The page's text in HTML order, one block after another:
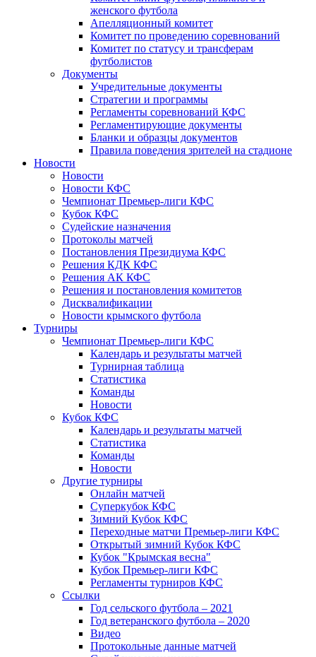
женского футбола
Апелляционный комитет
Комитет по проведению соревнований
Комитет по статусу и трансферам
футболистов
Документы
Учредительные документы
Стратегии и программы
Регламенты соревнований КФС
Регламентирующие документы
Бланки и образцы документов
Правила поведения зрителей на стадионе
Новости
Новости
Новости КФС
Чемпионат Премьер-лиги КФС
Кубок КФС
Судейские назначения
Протоколы матчей
Постановления Президиума КФС
Решения КДК КФС
Решения АК КФС
Решения и постановления комитетов
Дисквалификации
Новости крымского футбола
Турниры
Чемпионат Премьер-лиги КФС
Календарь и результаты матчей
Турнирная таблица
Статистика
Команды
Новости
Кубок КФС
Календарь и результаты матчей
Статистика
Команды
Новости
Другие турниры
Онлайн матчей
Суперкубок КФС
Зимний Кубок КФС
Переходные матчи Премьер-лиги КФС
Открытый зимний Кубок КФС
Кубок "Крымская весна"
Кубок Премьер-лиги КФС
Регламенты турниров КФС
Ссылки
Год сельского футбола – 2021
Год ветеранского футбола – 2020
Видео
Протокольные данные матчей